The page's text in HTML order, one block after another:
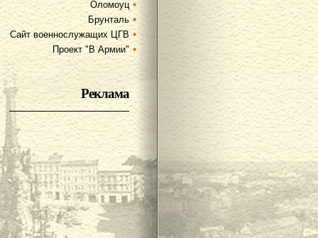
Оломоуц
Брунталь
Сайт военнослужащих ЦГВ
Проект "В Армии"
Реклама